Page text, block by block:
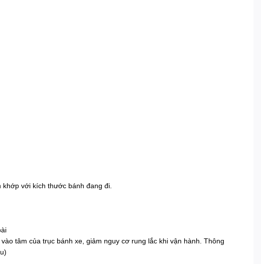
với kích thước bánh đang đi.
tâm của trục bánh xe, giảm nguy cơ rung lắc khi vận hành. Thông